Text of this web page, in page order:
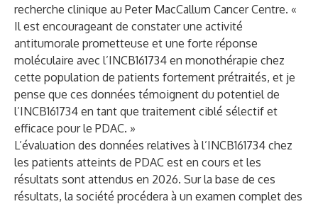
recherche clinique au Peter MacCallum Cancer Centre. «
Il est encourageant de constater une activité
antitumorale prometteuse et une forte réponse
moléculaire avec l’INCB161734 en monothérapie chez
cette population de patients fortement prétraités, et je
pense que ces données témoignent du potentiel de
l’INCB161734 en tant que traitement ciblé sélectif et
efficace pour le PDAC. »
L’évaluation des données relatives à l’INCB161734 chez
les patients atteints de PDAC est en cours et les
résultats sont attendus en 2026. Sur la base de ces
résultats, la société procédera à un examen complet des